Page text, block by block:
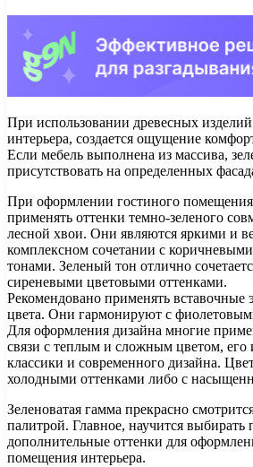
При использовании древесных
интерьера, создается ощущение
Если мебель выполнена из массива,
присутствовать на определенных
При оформлении гостиного
применять оттенки темно-зеленого
лесной хвои. Они являются яркими и
комплексном сочетании с
тонами. Зеленый тон отлично
сиреневыми цветовыми оттенками.
Рекомендовано применять вставочные
цвета. Они гармонируют с
Для оформления дизайна многие
связи с теплым и сложным цветом, его
классики и современного дизайна.
холодными оттенками либо с
Зеленоватая гамма прекрасно
палитрой. Главное, научится выбирать
дополнительные оттенки для
помещения интерьера.